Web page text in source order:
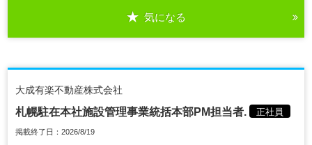
気になる
大成有楽不動産株式会社
札幌駐在本社施設管理事業統括本部PM担当者. 正社員
掲載終了日：2026/8/19